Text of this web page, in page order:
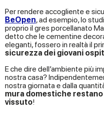
Per rendere accogliente e
BeOpen, ad esempio, lo
proprio il gres porcellanato
detto che le cementine
eleganti, fossero in realtà il
sicurezza dei giovani
E che dire dell’ambiente più
nostra casa?
nostra giornata e dalla
mura domestiche restano
vissuto!